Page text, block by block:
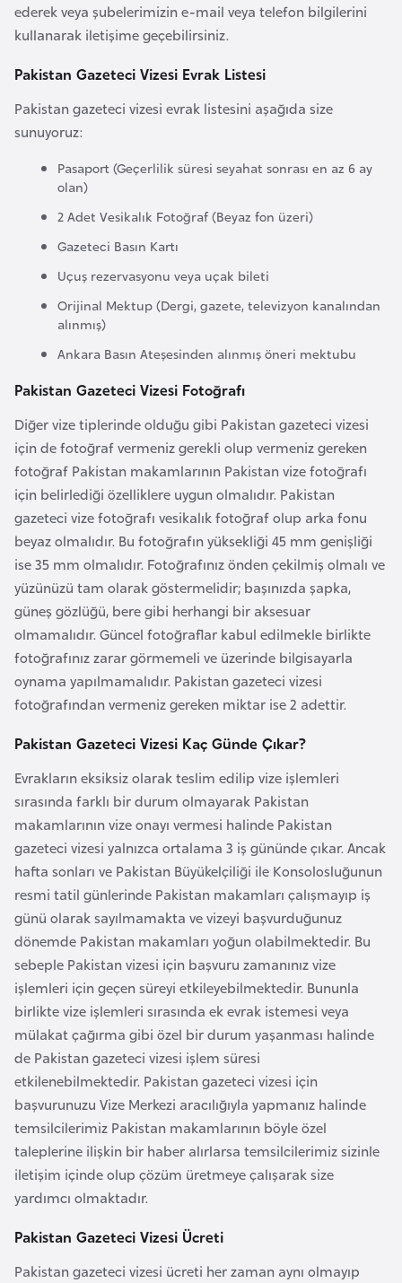
ederek veya şubelerimizin e-mail veya telefon bilgilerini
kullanarak iletişime geçebilirsiniz.
Pakistan Gazeteci Vizesi Evrak Listesi
Pakistan gazeteci vizesi evrak listesini aşağıda size
sunuyoruz:
Pasaport (Geçerlilik süresi seyahat sonrası en az 6 ay
olan)
2 Adet Vesikalık Fotoğraf (Beyaz fon üzeri)
Gazeteci Basın Kartı
Uçuş rezervasyonu veya uçak bileti
Orijinal Mektup (Dergi, gazete, televizyon kanalından
alınmış)
Ankara Basın Ateşesinden alınmış öneri mektubu
Pakistan Gazeteci Vizesi Fotoğrafı
Diğer vize tiplerinde olduğu gibi Pakistan gazeteci vizesi
için de fotoğraf vermeniz gerekli olup vermeniz gereken
fotoğraf Pakistan makamlarının Pakistan vize fotoğrafı
için belirlediği özelliklere uygun olmalıdır. Pakistan
gazeteci vize fotoğrafı vesikalık fotoğraf olup arka fonu
beyaz olmalıdır. Bu fotoğrafın yüksekliği 45 mm genişliği
ise 35 mm olmalıdır. Fotoğrafınız önden çekilmiş olmalı ve
yüzünüzü tam olarak göstermelidir; başınızda şapka,
güneş gözlüğü, bere gibi herhangi bir aksesuar
olmamalıdır. Güncel fotoğraflar kabul edilmekle birlikte
fotoğrafınız zarar görmemeli ve üzerinde bilgisayarla
oynama yapılmamalıdır. Pakistan gazeteci vizesi
fotoğrafından vermeniz gereken miktar ise 2 adettir.
Pakistan Gazeteci Vizesi Kaç Günde Çıkar?
Evrakların eksiksiz olarak teslim edilip vize işlemleri
sırasında farklı bir durum olmayarak Pakistan
makamlarının vize onayı vermesi halinde Pakistan
gazeteci vizesi yalnızca ortalama 3 iş gününde çıkar. Ancak
hafta sonları ve Pakistan Büyükelçiliği ile Konsolosluğunun
resmi tatil günlerinde Pakistan makamları çalışmayıp iş
günü olarak sayılmamakta ve vizeyi başvurduğunuz
dönemde Pakistan makamları yoğun olabilmektedir. Bu
sebeple Pakistan vizesi için başvuru zamanınız vize
işlemleri için geçen süreyi etkileyebilmektedir. Bununla
birlikte vize işlemleri sırasında ek evrak istemesi veya
mülakat çağırma gibi özel bir durum yaşanması halinde
de Pakistan gazeteci vizesi işlem süresi
etkilenebilmektedir. Pakistan gazeteci vizesi için
başvurunuzu Vize Merkezi aracılığıyla yapmanız halinde
temsilcilerimiz Pakistan makamlarının böyle özel
taleplerine ilişkin bir haber alırlarsa temsilcilerimiz sizinle
iletişim içinde olup çözüm üretmeye çalışarak size
yardımcı olmaktadır.
Pakistan Gazeteci Vizesi Ücreti
Pakistan gazeteci vizesi ücreti her zaman aynı olmayıp
B
l
a
B
e
n
B
o
s
n
a
H
e
s
e
k
B
u
l
g
a
r
i
s
t
a
n
B
u
r
k
i
n
a